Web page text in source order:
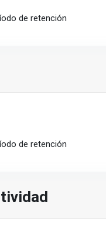
de retención
de retención